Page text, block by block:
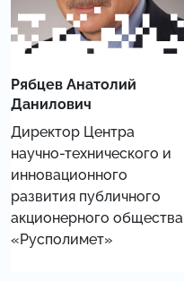
Рябцев Анатолий
Данилович
Директор Центра
научно-технического и
инновационного
развития публичного
акционерного общества
«Русполимет»